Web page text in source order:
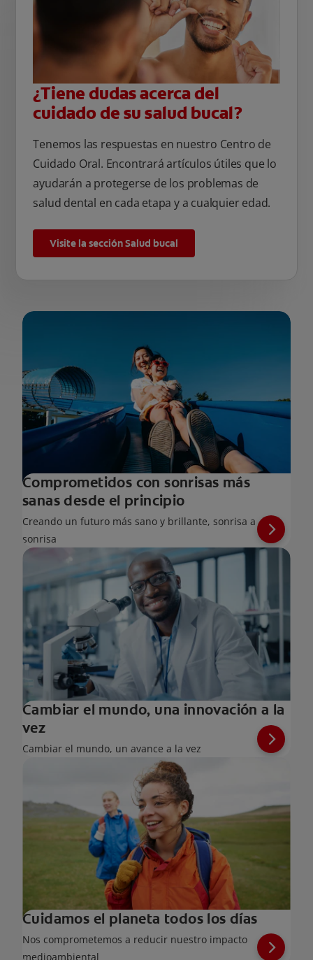
¿Tiene dudas acerca del
cuidado de su salud bucal?
Tenemos las respuestas en nuestro Centro de
Cuidado Oral. Encontrará artículos útiles que lo
ayudarán a protegerse de los problemas de
salud dental en cada etapa y a cualquier edad.
Visite la sección Salud bucal
Comprometidos con sonrisas más
sanas desde el principio
Creando un futuro más sano y brillante, sonrisa a
sonrisa
Cambiar el mundo, una innovación a la
vez
Cambiar el mundo, un avance a la vez
Cuidamos el planeta todos los días
Nos comprometemos a reducir nuestro impacto
medioambiental